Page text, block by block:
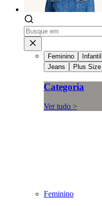
Feminino Infantil
Jeans
Plus Size
Categoria
Ver tudo >
Feminino